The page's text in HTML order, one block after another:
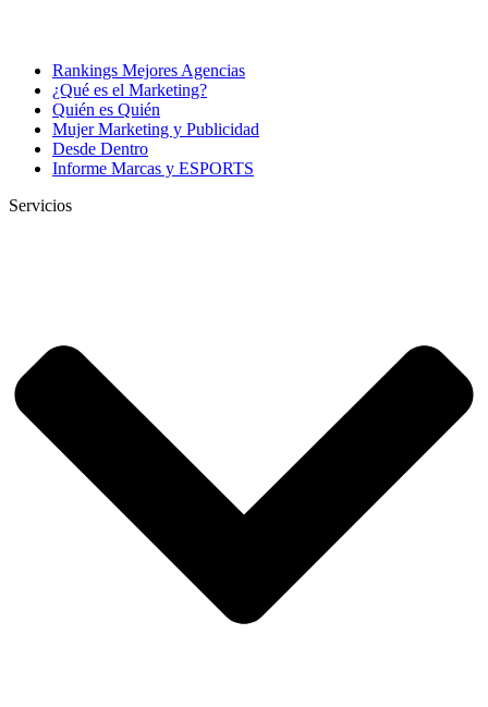
Rankings Mejores Agencias
¿Qué es el Marketing?
Quién es Quién
Mujer Marketing y Publicidad
Desde Dentro
Informe Marcas y ESPORTS
Servicios